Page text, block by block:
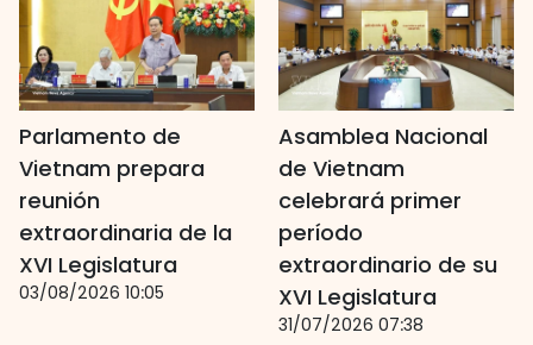
Parlamento de
Vietnam prepara
reunión
extraordinaria de la
XVI Legislatura
03/08/2026 10:05
Asamblea Nacional
de Vietnam
celebrará primer
período
extraordinario de su
XVI Legislatura
31/07/2026 07:38